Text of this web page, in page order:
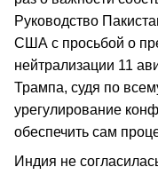
Руководство
США с просьбой о
нейтрализации 11
Трампа, судя по
урегулирование
обеспечить сам
Индия не